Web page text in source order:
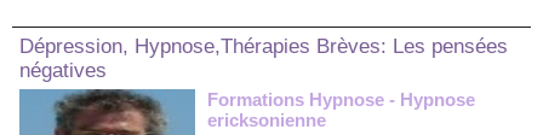
Dépression, Hypnose,Thérapies Brèves: Les pensées
négatives
Formations Hypnose - Hypnose
ericksonienne